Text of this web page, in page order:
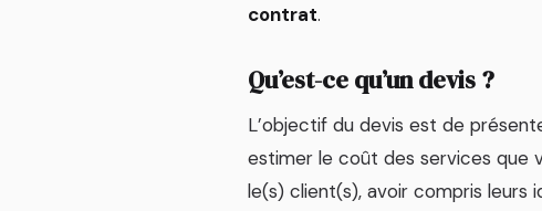
contrat.
Qu’est-ce qu’un devis ?
L’objectif du devis est de
estimer le coût des services que
le(s) client(s), avoir compris leurs